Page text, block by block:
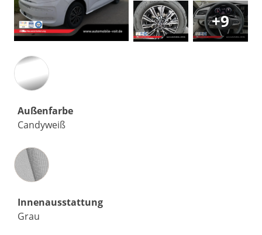
+9
Außenfarbe
Candyweiß
Innenausstattung
Innenausstattung
Grau